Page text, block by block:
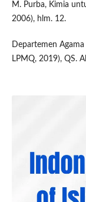
M. Purba, Kimia
2006), hlm. 12.
Departemen Agama
LPMQ, 2019), QS.